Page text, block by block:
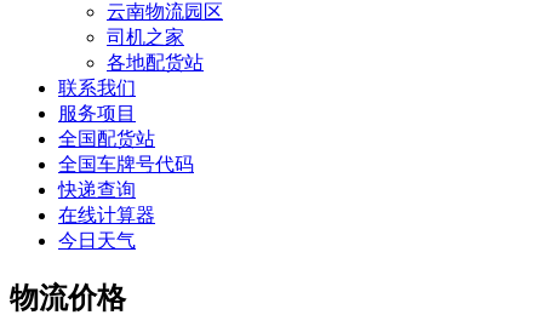
云南物流园区
司机之家
各地配货站
联系我们
服务项目
全国配货站
全国车牌号代码
快递查询
在线计算器
今日天气
物流价格